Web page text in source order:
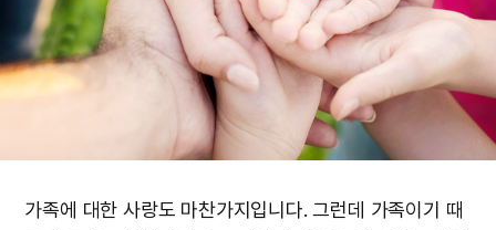
가족에 대한 사랑도 마찬가지입니다. 그런데 가족이기 때